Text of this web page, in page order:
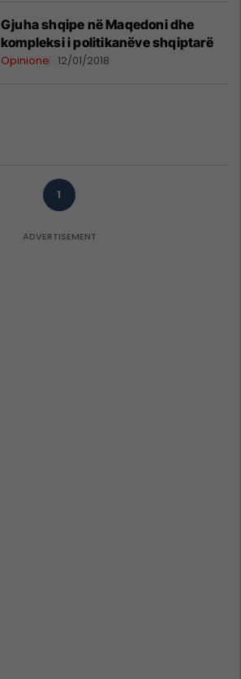
Gjuha shqipe në Maqedoni dhe
kompleksi i politikanëve shqiptarë
Opinione 12/01/2018
1